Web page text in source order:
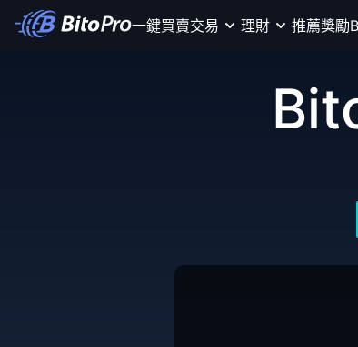
一鍵買賣交易 理財 推薦獎勵